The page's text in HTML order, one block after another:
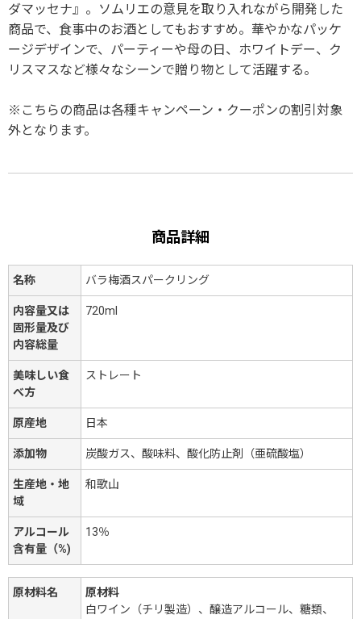
ダマッセナ』。ソムリエの意見を取り入れながら開発した
商品で、食事中のお酒としてもおすすめ。華やかなパッケ
ージデザインで、パーティーや母の日、ホワイトデー、ク
リスマスなど様々なシーンで贈り物として活躍する。
※こちらの商品は各種キャンペーン・クーポンの割引対象
外となります。
商品詳細
名称 バラ梅酒スパークリング
内容量又は
固形量及び
内容総量
720ml
美味しい食
べ方
ストレート
原産地 日本
添加物 炭酸ガス、酸味料、酸化防止剤（亜硫酸塩）
生産地・地
域
和歌山
アルコール
含有量（%)
13％
原材料名
原材料
白ワイン（チリ製造）、醸造アルコール、糖類、